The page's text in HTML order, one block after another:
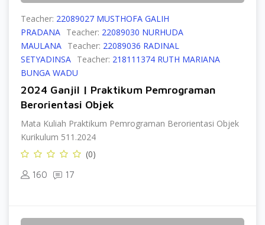
Teacher: 22089027 MUSTHOFA GALIH
PRADANA Teacher: 22089030 NURHUDA
MAULANA Teacher: 22089036 RADINAL
SETYADINSA Teacher: 218111374 RUTH MARIANA
BUNGA WADU
2024 Ganjil | Praktikum Pemrograman
Berorientasi Objek
Mata Kuliah Praktikum Pemrograman Berorientasi Objek
Kurikulum 511.2024
(0)
160 17